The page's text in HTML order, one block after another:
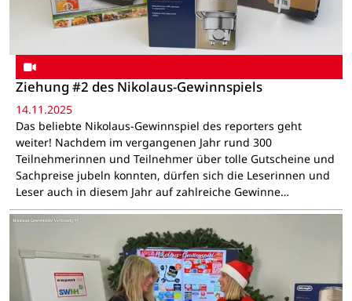
Ziehung #2 des Nikolaus-Gewinnspiels
14.11.2025
Das beliebte Nikolaus-Gewinnspiel des reporters geht
weiter! Nachdem im vergangenen Jahr rund 300
Teilnehmerinnen und Teilnehmer über tolle Gutscheine und
Sachpreise jubeln konnten, dürfen sich die Leserinnen und
Leser auch in diesem Jahr auf zahlreiche Gewinne…